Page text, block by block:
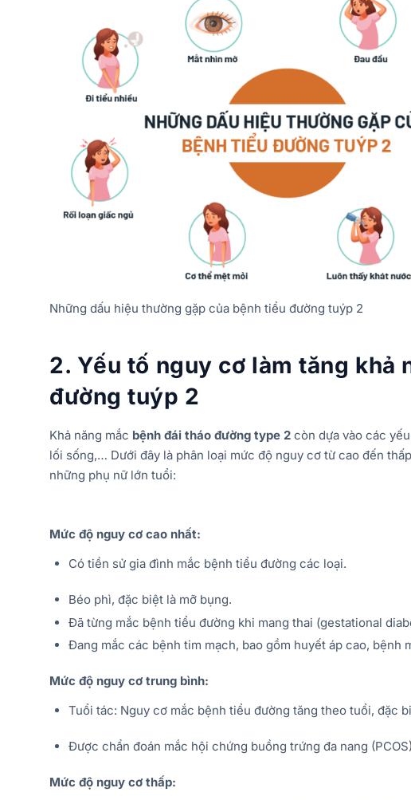
Những dấu hiệu thường gặp của bệnh tiểu đường tuýp 2
2. Yếu tố nguy cơ làm tăng khả
đường tuýp 2
Khả năng mắc bệnh đái tháo đường type 2 còn dựa vào các
lối sống,… Dưới đây là phân loại mức độ nguy cơ từ cao đến
những phụ nữ lớn tuổi:
Mức độ nguy cơ cao nhất:
Có tiền sử gia đình mắc bệnh tiểu đường các loại.
Béo phì, đặc biệt là mỡ bụng.
Đã từng mắc bệnh tiểu đường khi mang thai (gestational
Đang mắc các bệnh tim mạch, bao gồm huyết áp cao, bệnh
Mức độ nguy cơ trung bình:
Tuổi tác: Nguy cơ mắc bệnh tiểu đường tăng theo tuổi, đặc
Được chẩn đoán mắc hội chứng buồng trứng đa nang
Mức độ nguy cơ thấp: